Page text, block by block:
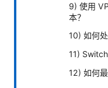
9) 使用
本？
10) 如何
11)
12) 如何